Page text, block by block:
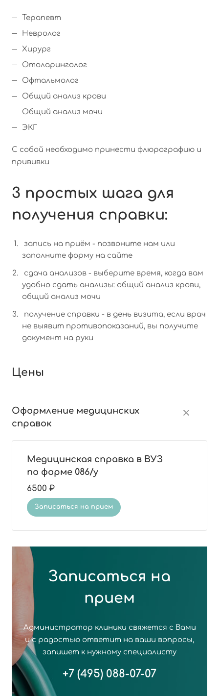
Записаться на
прием
Администратор клиники свяжется с Вами
и с радостью ответит на ваши вопросы,
запишет к нужному специалисту
+7 (495) 088-07-07
Терапевт
Невролог
Хирург
Отоларинголог
Офтальмолог
Общий анализ крови
Общий анализ мочи
ЭКГ
С собой необходимо принести флюрографию и
прививки
3 простых шага для
получения справки:
запись на приём - позвоните нам или
заполните форму на сайте
сдача анализов - выберите время, когда вам
удобно сдать анализы: общий анализ крови,
общий анализ мочи
получение справки - в день визита, если врач
не выявит противопоказаний, вы получите
документ на руки
Цены
Оформление медицинских
справок
Медицинская справка в ВУЗ
по форме 086/у
6500 ₽
Записаться на прием